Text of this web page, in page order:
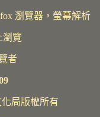
瀏覽器，螢幕解析
瀏覽
者
局版權所有